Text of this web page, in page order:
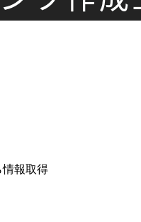
情報取得